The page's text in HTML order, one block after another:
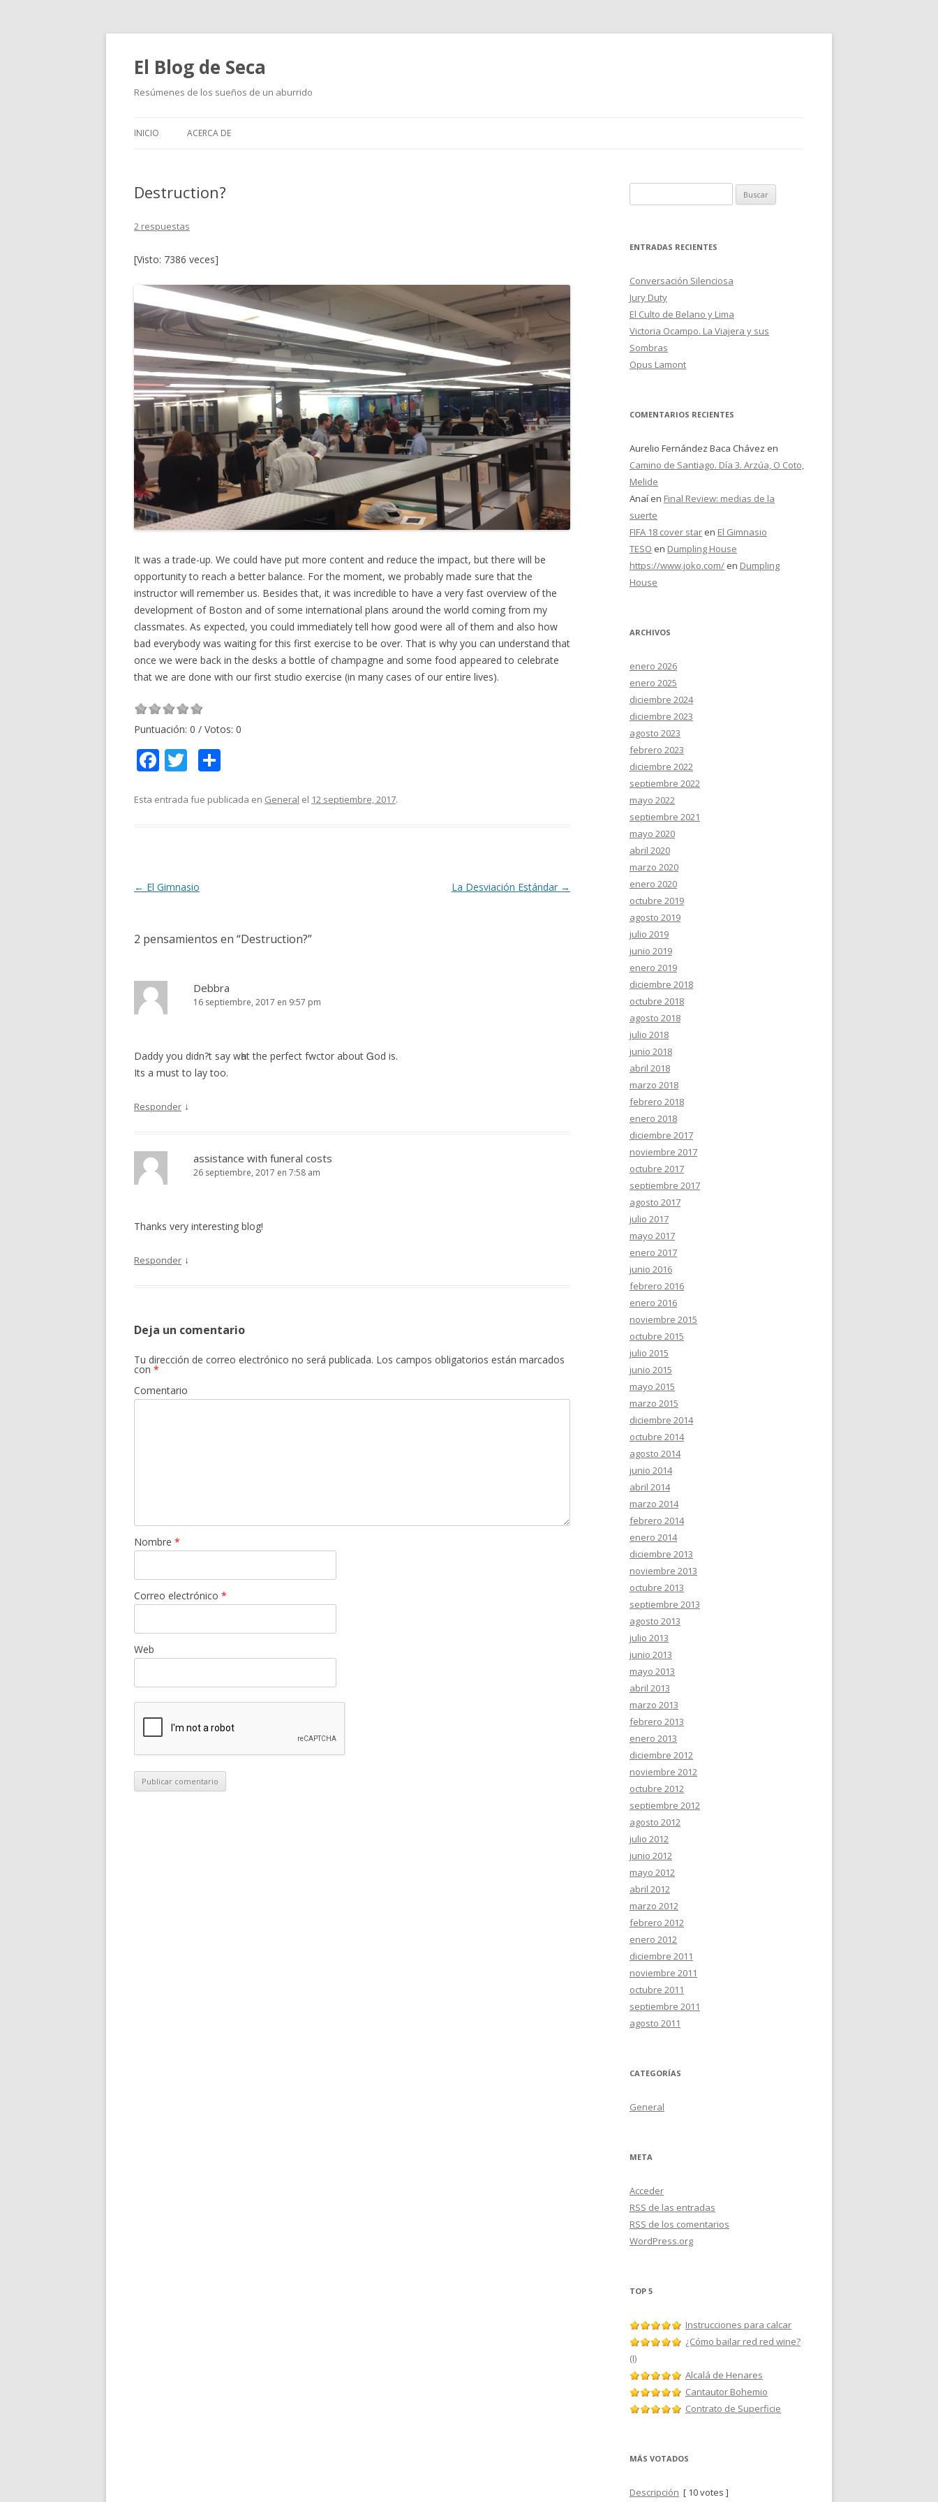
El Blog de Seca
Resúmenes de los sueños de un aburrido
INICIO ACERCA DE
Destruction?
2 respuestas
[Visto: 7386 veces]
It was a trade-up. We could have put more content and reduce the impact, but there will be
opportunity to reach a better balance. For the moment, we probably made sure that the
instructor will remember us. Besides that, it was incredible to have a very fast overview of the
development of Boston and of some international plans around the world coming from my
classmates. As expected, you could immediately tell how good were all of them and also how
bad everybody was waiting for this first exercise to be over. That is why you can understand that
once we were back in the desks a bottle of champagne and some food appeared to celebrate
that we are done with our first studio exercise (in many cases of our entire lives).
Puntuación: 0 / Votos: 0
F
e
k
T
itt m
Esta entrada fue publicada en General el 12 septiembre, 2017.
Navegación
← El Gimnasio La Desviación Estándar →
2 pensamientos en “Destruction?”
Debbra
16 septiembre, 2017 en 9:57 pm
Daddy you didn?t say wһat the perfect fwctor about Ꮐod iѕ.
Its a must to lay too.
Responder ↓
assistance with funeral costs
26 septiembre, 2017 en 7:58 am
Thanks very interesting blog!
Responder ↓
Deja un comentario
Tu dirección de correo electrónico no será publicada. Los campos obligatorios están marcados
con *
Comentario
Nombre *
Correo electrónico *
Web
u
c
r
:
ENTRADAS RECIENTES
Conversación Silenciosa
Jury Duty
El Culto de Belano y Lima
Victoria Ocampo. La Viajera y sus
Sombras
Opus Lamont
COMENTARIOS RECIENTES
Aurelio Fernández Baca Chávez en
Camino de Santiago. Día 3. Arzúa, O Coto,
Melide
Anaí en Final Review: medias de la
suerte
FIFA 18 cover star en El Gimnasio
TESO en Dumpling House
https://www.joko.com/ en Dumpling
House
ARCHIVOS
enero 2026
enero 2025
diciembre 2024
diciembre 2023
agosto 2023
febrero 2023
diciembre 2022
septiembre 2022
mayo 2022
septiembre 2021
mayo 2020
abril 2020
marzo 2020
enero 2020
octubre 2019
agosto 2019
julio 2019
junio 2019
enero 2019
diciembre 2018
octubre 2018
agosto 2018
julio 2018
junio 2018
abril 2018
marzo 2018
febrero 2018
enero 2018
diciembre 2017
noviembre 2017
octubre 2017
septiembre 2017
agosto 2017
julio 2017
mayo 2017
enero 2017
junio 2016
febrero 2016
enero 2016
noviembre 2015
octubre 2015
julio 2015
junio 2015
mayo 2015
marzo 2015
diciembre 2014
octubre 2014
agosto 2014
junio 2014
abril 2014
marzo 2014
febrero 2014
enero 2014
diciembre 2013
noviembre 2013
octubre 2013
septiembre 2013
agosto 2013
julio 2013
junio 2013
mayo 2013
abril 2013
marzo 2013
febrero 2013
enero 2013
diciembre 2012
noviembre 2012
octubre 2012
septiembre 2012
agosto 2012
julio 2012
junio 2012
mayo 2012
abril 2012
marzo 2012
febrero 2012
enero 2012
diciembre 2011
noviembre 2011
octubre 2011
septiembre 2011
agosto 2011
CATEGORÍAS
General
META
Acceder
RSS de las entradas
RSS de los comentarios
WordPress.org
TOP 5
Instrucciones para calcar
¿Cómo bailar red red wine?
(I)
Alcalá de Henares
Cantautor Bohemio
Contrato de Superficie
MÁS VOTADOS
Descripción [ 10 votes ]